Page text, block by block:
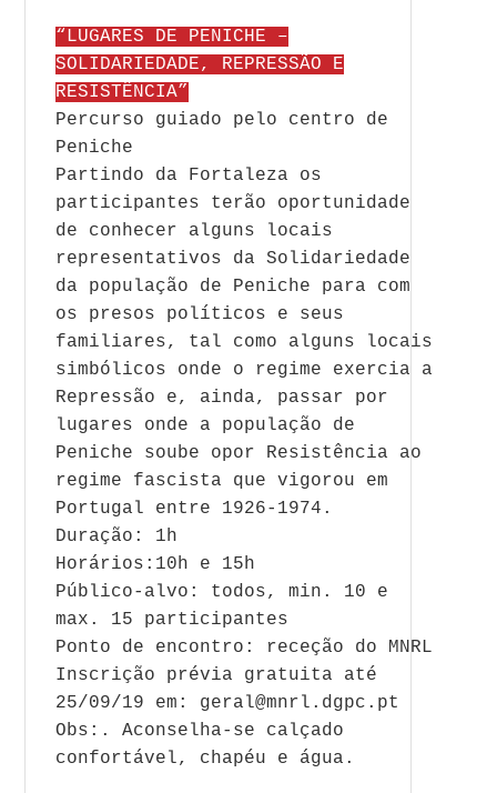
“LUGARES DE PENICHE –
SOLIDARIEDADE, REPRESSÃO E
RESISTÊNCIA”
Percurso guiado pelo centro de
Peniche
Partindo da Fortaleza os
participantes terão oportunidade
de conhecer alguns locais
representativos da Solidariedade
da população de Peniche para com
os presos políticos e seus
familiares, tal como alguns locais
simbólicos onde o regime exercia a
Repressão e, ainda, passar por
lugares onde a população de
Peniche soube opor Resistência ao
regime fascista que vigorou em
Portugal entre 1926-1974.
Duração: 1h
Horários:10h e 15h
Público-alvo: todos, min. 10 e
max. 15 participantes
Ponto de encontro: receção do MNRL
Inscrição prévia gratuita até
25/09/19 em: geral@mnrl.dgpc.pt
Obs:. Aconselha-se calçado
confortável, chapéu e água.